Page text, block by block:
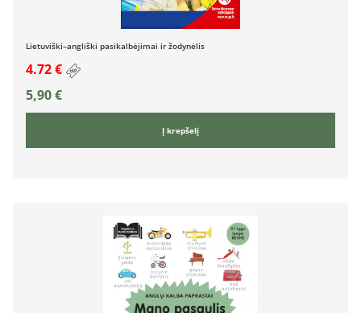
Lietuviški–angliški pasikalbėjimai ir žodynėlis
4.72 €
5,90€
Į krepšelį